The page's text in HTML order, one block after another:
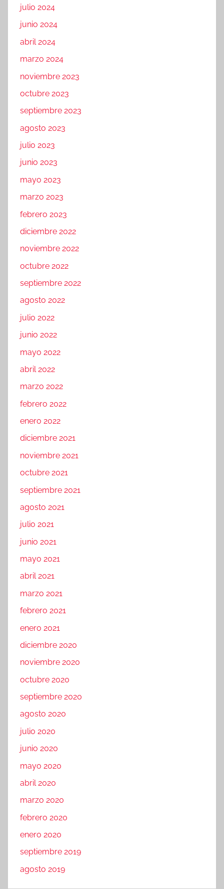
julio 2024
junio 2024
abril 2024
marzo 2024
noviembre 2023
octubre 2023
septiembre 2023
agosto 2023
julio 2023
junio 2023
mayo 2023
marzo 2023
febrero 2023
diciembre 2022
noviembre 2022
octubre 2022
septiembre 2022
agosto 2022
julio 2022
junio 2022
mayo 2022
abril 2022
marzo 2022
febrero 2022
enero 2022
diciembre 2021
noviembre 2021
octubre 2021
septiembre 2021
agosto 2021
julio 2021
junio 2021
mayo 2021
abril 2021
marzo 2021
febrero 2021
enero 2021
diciembre 2020
noviembre 2020
octubre 2020
septiembre 2020
agosto 2020
julio 2020
junio 2020
mayo 2020
abril 2020
marzo 2020
febrero 2020
enero 2020
septiembre 2019
agosto 2019